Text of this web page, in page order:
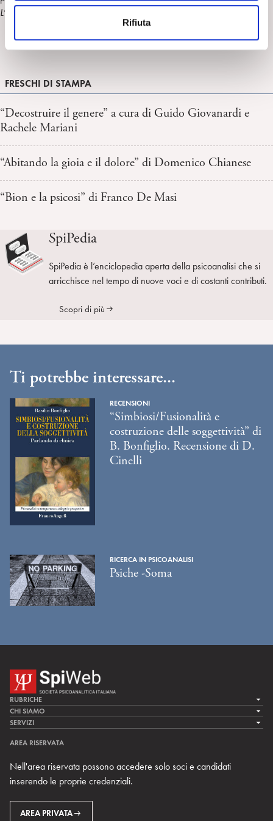
n
Rifiuta
L’esperienza della psicoanalisi
FRESCHI DI STAMPA
“Decostruire il genere” a cura di Guido Giovanardi e
Rachele Mariani
“Abitando la gioia e il dolore” di Domenico Chianese
“Bion e la psicosi” di Franco De Masi
SpiPedia
SpiPedia è l’enciclopedia aperta della psicoanalisi che si
arricchisce nel tempo di nuove voci e di costanti contributi.
Scopri di più
Ti potrebbe interessare...
RECENSIONI
“Simbiosi/Fusionalità e
costruzione delle soggettività” di
B. Bonfiglio. Recensione di D.
Cinelli
RICERCA IN PSICOANALISI
Psiche -Soma
RUBRICHE
LA CURA
LA RICERCA
MULTIMEDIA
CHI SIAMO
LA SPI
TEAM DI SPIWEB
CONTATTI
RIVISTE
SERVIZI
ARCHIVIO STORICO
AREA RISERVATA
Nell'area riservata possono accedere solo soci e candidati
inserendo le proprie credenziali.
AREA PRIVATA